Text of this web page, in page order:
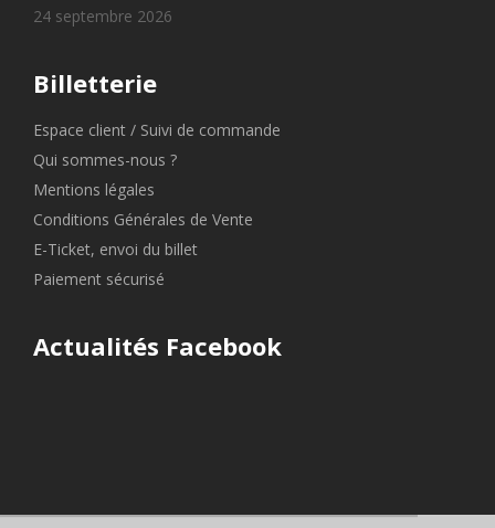
24 septembre 2026
Billetterie
Espace client / Suivi de commande
Qui sommes-nous ?
Mentions légales
Conditions Générales de Vente
E-Ticket, envoi du billet
Paiement sécurisé
Actualités Facebook